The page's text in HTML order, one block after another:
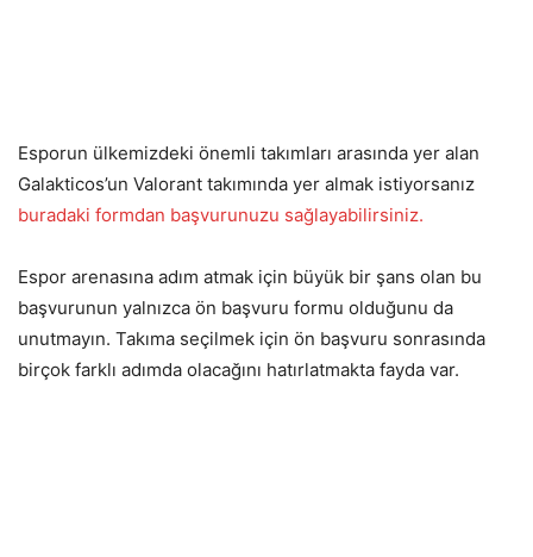
Esporun ülkemizdeki önemli takımları arasında yer alan
Galakticos’un Valorant takımında yer almak istiyorsanız
buradaki formdan başvurunuzu sağlayabilirsiniz.
Espor arenasına adım atmak için büyük bir şans olan bu
başvurunun yalnızca ön başvuru formu olduğunu da
unutmayın. Takıma seçilmek için ön başvuru sonrasında
birçok farklı adımda olacağını hatırlatmakta fayda var.